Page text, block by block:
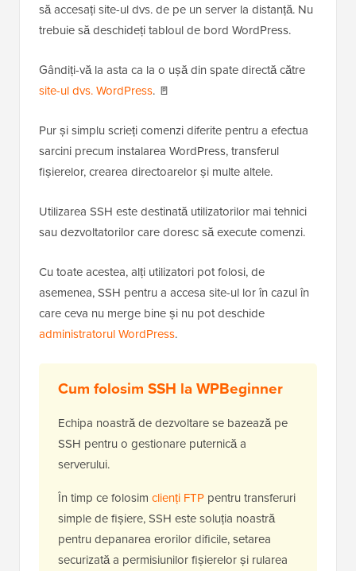
să accesați site-ul dvs. de pe un server la distanță. Nu
trebuie să deschideți tabloul de bord WordPress.
Gândiți-vă la asta ca la o ușă din spate directă către
site-ul dvs. WordPress. 🚪
Pur și simplu scrieți comenzi diferite pentru a efectua
sarcini precum instalarea WordPress, transferul
fișierelor, crearea directoarelor și multe altele.
Utilizarea SSH este destinată utilizatorilor mai tehnici
sau dezvoltatorilor care doresc să execute comenzi.
Cu toate acestea, alți utilizatori pot folosi, de
asemenea, SSH pentru a accesa site-ul lor în cazul în
care ceva nu merge bine și nu pot deschide
administratorul WordPress.
Cum folosim SSH la WPBeginner
Echipa noastră de dezvoltare se bazează pe
SSH pentru o gestionare puternică a
serverului.
În timp ce folosim clienți FTP pentru transferuri
simple de fișiere, SSH este soluția noastră
pentru depanarea erorilor dificile, setarea
securizată a permisiunilor fișierelor și rularea